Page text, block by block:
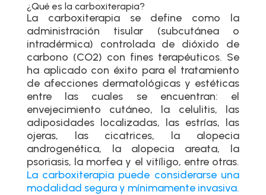
¿Qué es la carboxiterapia?
La carboxiterapia se define como la
administración tisular (subcutánea o
intradérmica) controlada de dióxido de
carbono (CO2) con fines terapéuticos. Se
ha aplicado con éxito para el tratamiento
de afecciones dermatológicas y estéticas
entre las cuales se encuentran: el
envejecimiento cutáneo, la celulitis, las
adiposidades localizadas, las estrías, las
ojeras, las cicatrices, la alopecia
androgenética, la alopecia areata, la
psoriasis, la morfea y el vitíligo, entre otras.
La carboxiterapia puede considerarse una
modalidad segura y mínimamente invasiva.